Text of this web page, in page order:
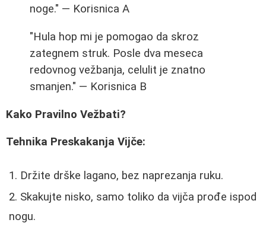
noge." — Korisnica A
"Hula hop mi je pomogao da skroz
zategnem struk. Posle dva meseca
redovnog vežbanja, celulit je znatno
smanjen." — Korisnica B
Kako Pravilno Vežbati?
Tehnika Preskakanja Vijče:
Držite drške lagano, bez naprezanja ruku.
Skakujte nisko, samo toliko da vijča prođe ispod
nogu.